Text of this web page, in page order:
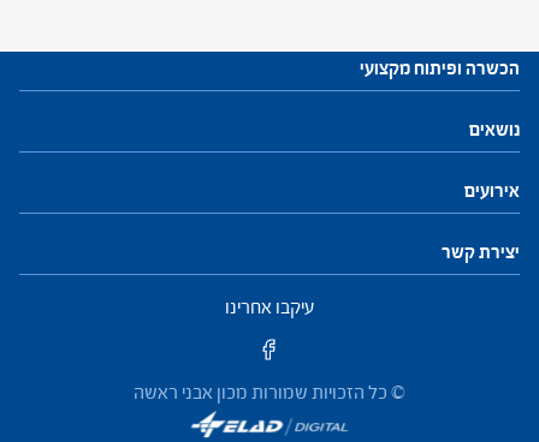
הכשרה ופיתוח מקצועי
התוכנית להכשרת מנהלי בתי ספר
פיתוח מקצועי למנהלים ולמנהלות
פיתוח מקצועי למפקחים ולמפקחות
נושאים
התמקדות ביחיד
אירועים
יצירת קשר
עיקבו אחרינו
© כל הזכויות שמורות מכון אבני ראשה